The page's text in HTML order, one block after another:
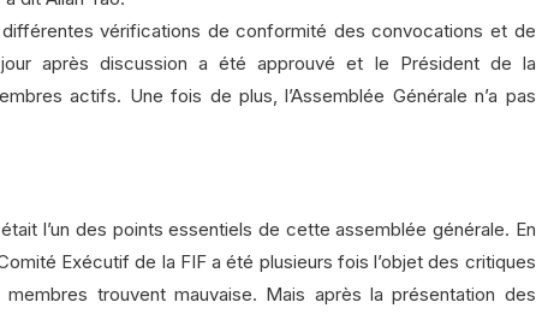
vérifications de conformité des convocations et de
jour après discussion a été approuvé et le Président de la
actifs. Une fois de plus, l’Assemblée Générale n’a pas
l’un des points essentiels de cette assemblée générale. En
Exécutif de la FIF a été plusieurs fois l’objet des critiques
trouvent mauvaise. Mais après la présentation des